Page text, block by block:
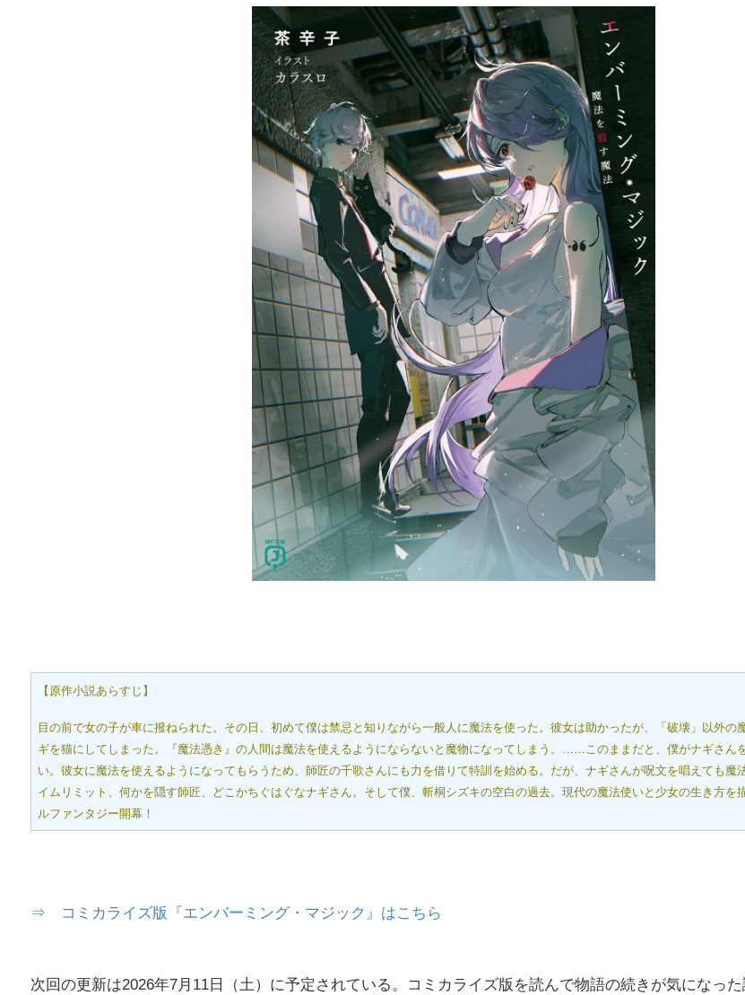
【原作小説あらすじ】
目の前で女の子が車に撥ねられた。その日、初めて僕は禁忌と知りながら一般人に魔法を使った。彼女は助かったが、「破壊」以外の
ギを猫にしてしまった。『魔法憑き』の人間は魔法を使えるようにならないと魔物になってしまう。……このままだと、僕がナギさん
い。彼女に魔法を使えるようになってもらうため、師匠の千歌さんにも力を借りて特訓を始める。だが、ナギさんが呪文を唱えても魔
イムリミット、何かを隠す師匠、どこかちぐはぐなナギさん。そして僕、斬桐シズキの空白の過去。現代の魔法使いと少女の生き方を
ルファンタジー開幕！
⇒ コミカライズ版『エンバーミング・マジック』はこちら
次回の更新は2026年7月11日（土）に予定されている。コミカライズ版を読んで物語の続きが気になっ